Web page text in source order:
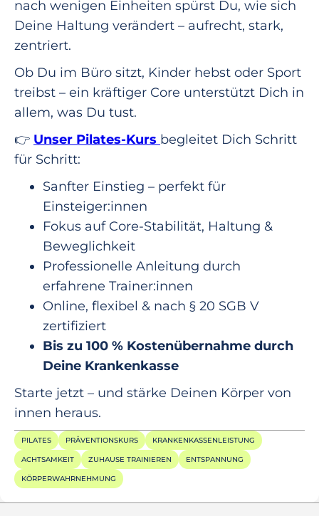
nach wenigen Einheiten spürst Du, wie sich
Deine Haltung verändert – aufrecht, stark,
zentriert.
Ob Du im Büro sitzt, Kinder hebst oder Sport
treibst – ein kräftiger Core unterstützt Dich in
allem, was Du tust.
👉 Unser Pilates-Kurs begleitet Dich Schritt
für Schritt:
Sanfter Einstieg – perfekt für
Einsteiger:innen
Fokus auf Core-Stabilität, Haltung &
Beweglichkeit
Professionelle Anleitung durch
erfahrene Trainer:innen
Online, flexibel & nach § 20 SGB V
zertifiziert
Bis zu 100 % Kostenübernahme durch
Deine Krankenkasse
Starte jetzt – und stärke Deinen Körper von
innen heraus.
PILATES PRÄVENTIONSKURS KRANKENKASSENLEISTUNG
ACHTSAMKEIT ZUHAUSE TRAINIEREN ENTSPANNUNG
KÖRPERWAHRNEHMUNG